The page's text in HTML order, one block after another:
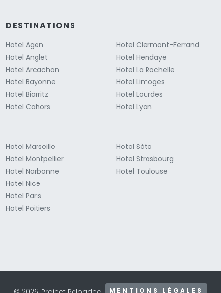
DESTINATIONS
Hotel Agen
Hotel Anglet
Hotel Arcachon
Hotel Bayonne
Hotel Biarritz
Hotel Cahors
Hotel Clermont-Ferrand
Hotel Hendaye
Hotel La Rochelle
Hotel Limoges
Hotel Lourdes
Hotel Lyon
Hotel Marseille
Hotel Montpellier
Hotel Narbonne
Hotel Nice
Hotel Paris
Hotel Poitiers
Hotel Sète
Hotel Strasbourg
Hotel Toulouse
MENTIONS LÉGALES